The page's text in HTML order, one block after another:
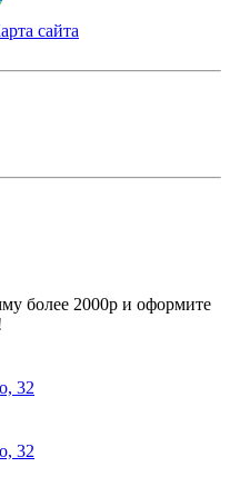
сайта
более 2000р и оформите
32
32